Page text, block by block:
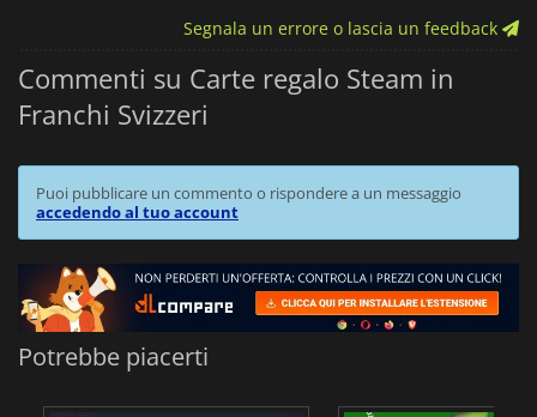
Segnala un errore o lascia un feedback
Commenti su Carte regalo Steam in
Franchi Svizzeri
Puoi pubblicare un commento o rispondere a un messaggio
accedendo al tuo account
Potrebbe piacerti